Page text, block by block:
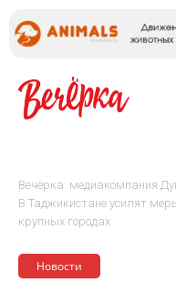
Вечёрка: медиакомпания
В Таджикистане усилят
крупных городах
Новости